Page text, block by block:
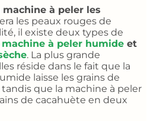
machine à peler les
les peaux rouges de
il existe deux types de
machine à peler humide et
. La plus grande
réside dans le fait que la
laisse les grains de
que la machine à peler
de cacahuète en deux